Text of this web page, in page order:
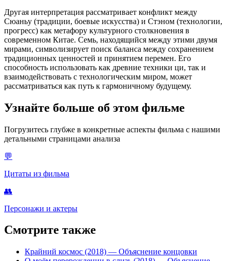
Другая интерпретация рассматривает конфликт между
Сюаньу (традиции, боевые искусства) и Стэном (технологии,
прогресс) как метафору культурного столкновения в
современном Китае. Семь, находящийся между этими двумя
мирами, символизирует поиск баланса между сохранением
традиционных ценностей и принятием перемен. Его
способность использовать как древние техники ци, так и
взаимодействовать с технологическим миром, может
рассматриваться как путь к гармоничному будущему.
Узнайте больше об этом фильме
Погрузитесь глубже в конкретные аспекты фильма с нашими
детальными страницами анализа
💬
Цитаты из фильма
👥
Персонажи и актеры
Смотрите также
Крайний космос (2018) — Объяснение концовки